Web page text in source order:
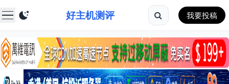
好主机测评 我要投稿